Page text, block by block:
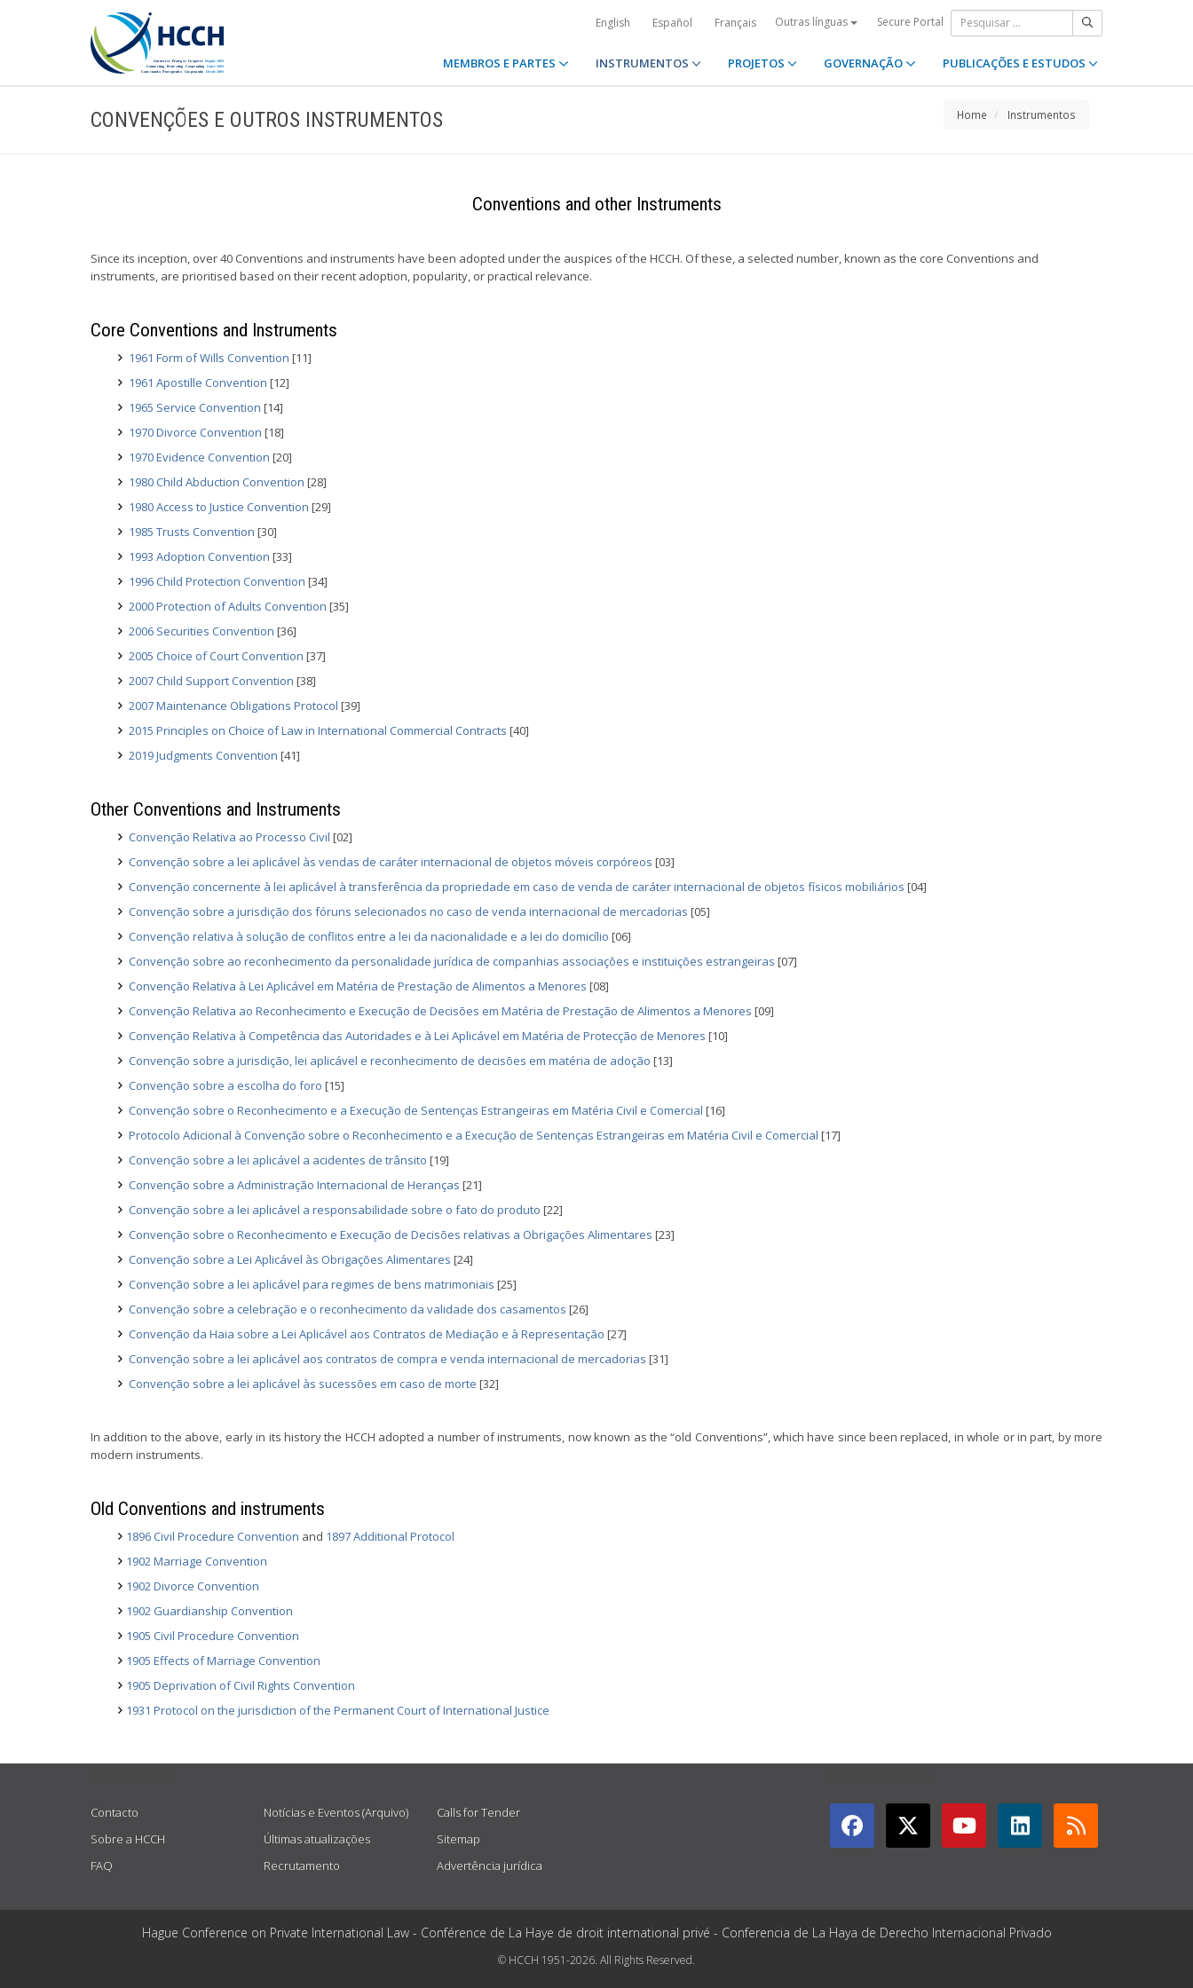
English Español Français Outras línguas Secure Portal
MEMBROS E PARTES INSTRUMENTOS PROJETOS GOVERNAÇÃO PUBLICAÇÕES E ESTUDOS
CONVENÇÕES E OUTROS INSTRUMENTOS Home Instrumentos
Conventions and other Instruments
Since its inception, over 40 Conventions and instruments have been adopted under the auspices of the HCCH. Of these, a selected number, known as the core Conventions and
instruments, are prioritised based on their recent adoption, popularity, or practical relevance.
Core Conventions and Instruments
1961 Form of Wills Convention [11]
1961 Apostille Convention [12]
1965 Service Convention [14]
1970 Divorce Convention [18]
1970 Evidence Convention [20]
1980 Child Abduction Convention [28]
1980 Access to Justice Convention [29]
1985 Trusts Convention [30]
1993 Adoption Convention [33]
1996 Child Protection Convention [34]
2000 Protection of Adults Convention [35]
2006 Securities Convention [36]
2005 Choice of Court Convention [37]
2007 Child Support Convention [38]
2007 Maintenance Obligations Protocol [39]
2015 Principles on Choice of Law in International Commercial Contracts [40]
2019 Judgments Convention [41]
Other Conventions and Instruments
Convenção Relativa ao Processo Civil [02]
Convenção sobre a lei aplicável às vendas de caráter internacional de objetos móveis corpóreos [03]
Convenção concernente à lei aplicável à transferência da propriedade em caso de venda de caráter internacional de objetos físicos mobiliários [04]
Convenção sobre a jurisdição dos fóruns selecionados no caso de venda internacional de mercadorias [05]
Convenção relativa à solução de conflitos entre a lei da nacionalidade e a lei do domicílio [06]
Convenção sobre ao reconhecimento da personalidade jurídica de companhias associações e instituições estrangeiras [07]
Convenção Relativa à Lei Aplicável em Matéria de Prestação de Alimentos a Menores [08]
Convenção Relativa ao Reconhecimento e Execução de Decisões em Matéria de Prestação de Alimentos a Menores [09]
Convenção Relativa à Competência das Autoridades e à Lei Aplicável em Matéria de Protecção de Menores [10]
Convenção sobre a jurisdição, lei aplicável e reconhecimento de decisões em matéria de adoção [13]
Convenção sobre a escolha do foro [15]
Convenção sobre o Reconhecimento e a Execução de Sentenças Estrangeiras em Matéria Civil e Comercial [16]
Protocolo Adicional à Convenção sobre o Reconhecimento e a Execução de Sentenças Estrangeiras em Matéria Civil e Comercial [17]
Convenção sobre a lei aplicável a acidentes de trânsito [19]
Convenção sobre a Administração Internacional de Heranças [21]
Convenção sobre a lei aplicável a responsabilidade sobre o fato do produto [22]
Convenção sobre o Reconhecimento e Execução de Decisões relativas a Obrigações Alimentares [23]
Convenção sobre a Lei Aplicável às Obrigações Alimentares [24]
Convenção sobre a lei aplicável para regimes de bens matrimoniais [25]
Convenção sobre a celebração e o reconhecimento da validade dos casamentos [26]
Convenção da Haia sobre a Lei Aplicável aos Contratos de Mediação e à Representação [27]
Convenção sobre a lei aplicável aos contratos de compra e venda internacional de mercadorias [31]
Convenção sobre a lei aplicável às sucessões em caso de morte [32]
In addition to the above, early in its history the HCCH adopted a number of instruments, now known as the “old Conventions”, which have since been replaced, in whole or in part, by more
modern instruments.
Old Conventions and instruments
1896 Civil Procedure Convention and 1897 Additional Protocol
1902 Marriage Convention
1902 Divorce Convention
1902 Guardianship Convention
1905 Civil Procedure Convention
1905 Effects of Marriage Convention
1905 Deprivation of Civil Rights Convention
1931 Protocol on the jurisdiction of the Permanent Court of International Justice
Contacto
Sobre a HCCH
FAQ
Notícias e Eventos (Arquivo)
Últimas atualizações
Recrutamento
Calls for Tender
Sitemap
Advertência jurídica
Hague Conference on Private International Law - Conférence de La Haye de droit international privé - Conferencia de La Haya de Derecho Internacional Privado
© HCCH 1951-2026. All Rights Reserved.